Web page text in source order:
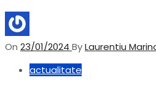
On 23/01/2024 ByLaurentiu
actualitate